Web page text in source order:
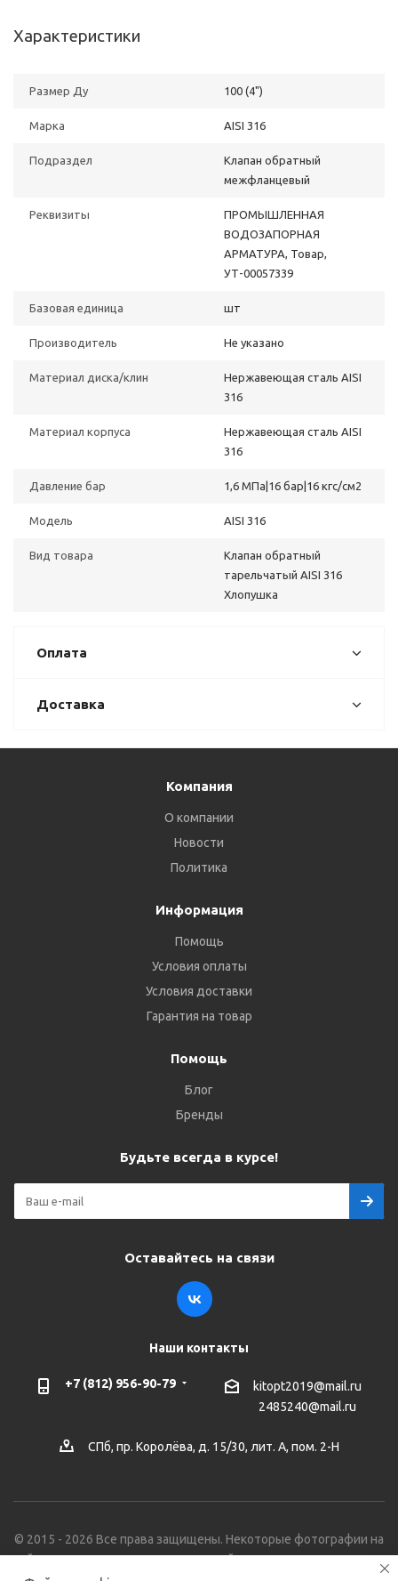
Характеристики
Размер Ду 100 (4")
Марка AISI 316
Подраздел
Клапан обратный
межфланцевый
Реквизиты
ПРОМЫШЛЕННАЯ
ВОДОЗАПОРНАЯ
АРМАТУРА, Товар,
УТ-00057339
Базовая единица шт
Производитель Не указано
Материал диска/клин
Нержавеющая сталь AISI
316
Материал корпуса
Нержавеющая сталь AISI
316
Давление бар 1,6 МПа|16 бар|16 кгс/см2
Модель AISI 316
Вид товара
Клапан обратный
тарельчатый AISI 316
Хлопушка
Оплата
Доставка
Компания
О компании
Новости
Политика
Информация
Помощь
Условия оплаты
Условия доставки
Гарантия на товар
Помощь
Блог
Бренды
Будьте всегда в курсе!
Оставайтесь на связи
Наши контакты
+7 (812) 956-90-79
kitopt2019@mail.ru
2485240@mail.ru
СПб, пр. Королёва, д. 15/30, лит. А, пом. 2-Н
© 2015 - 2026 Все права защищены. Некоторые фотографии на
сайте могут не соответствовать действительному внешнему
виду товаров. Опубликованные на нашем сайте материалы